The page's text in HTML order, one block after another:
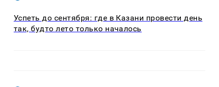
Успеть до сентября: где в Казани провести день
так, будто лето только началось